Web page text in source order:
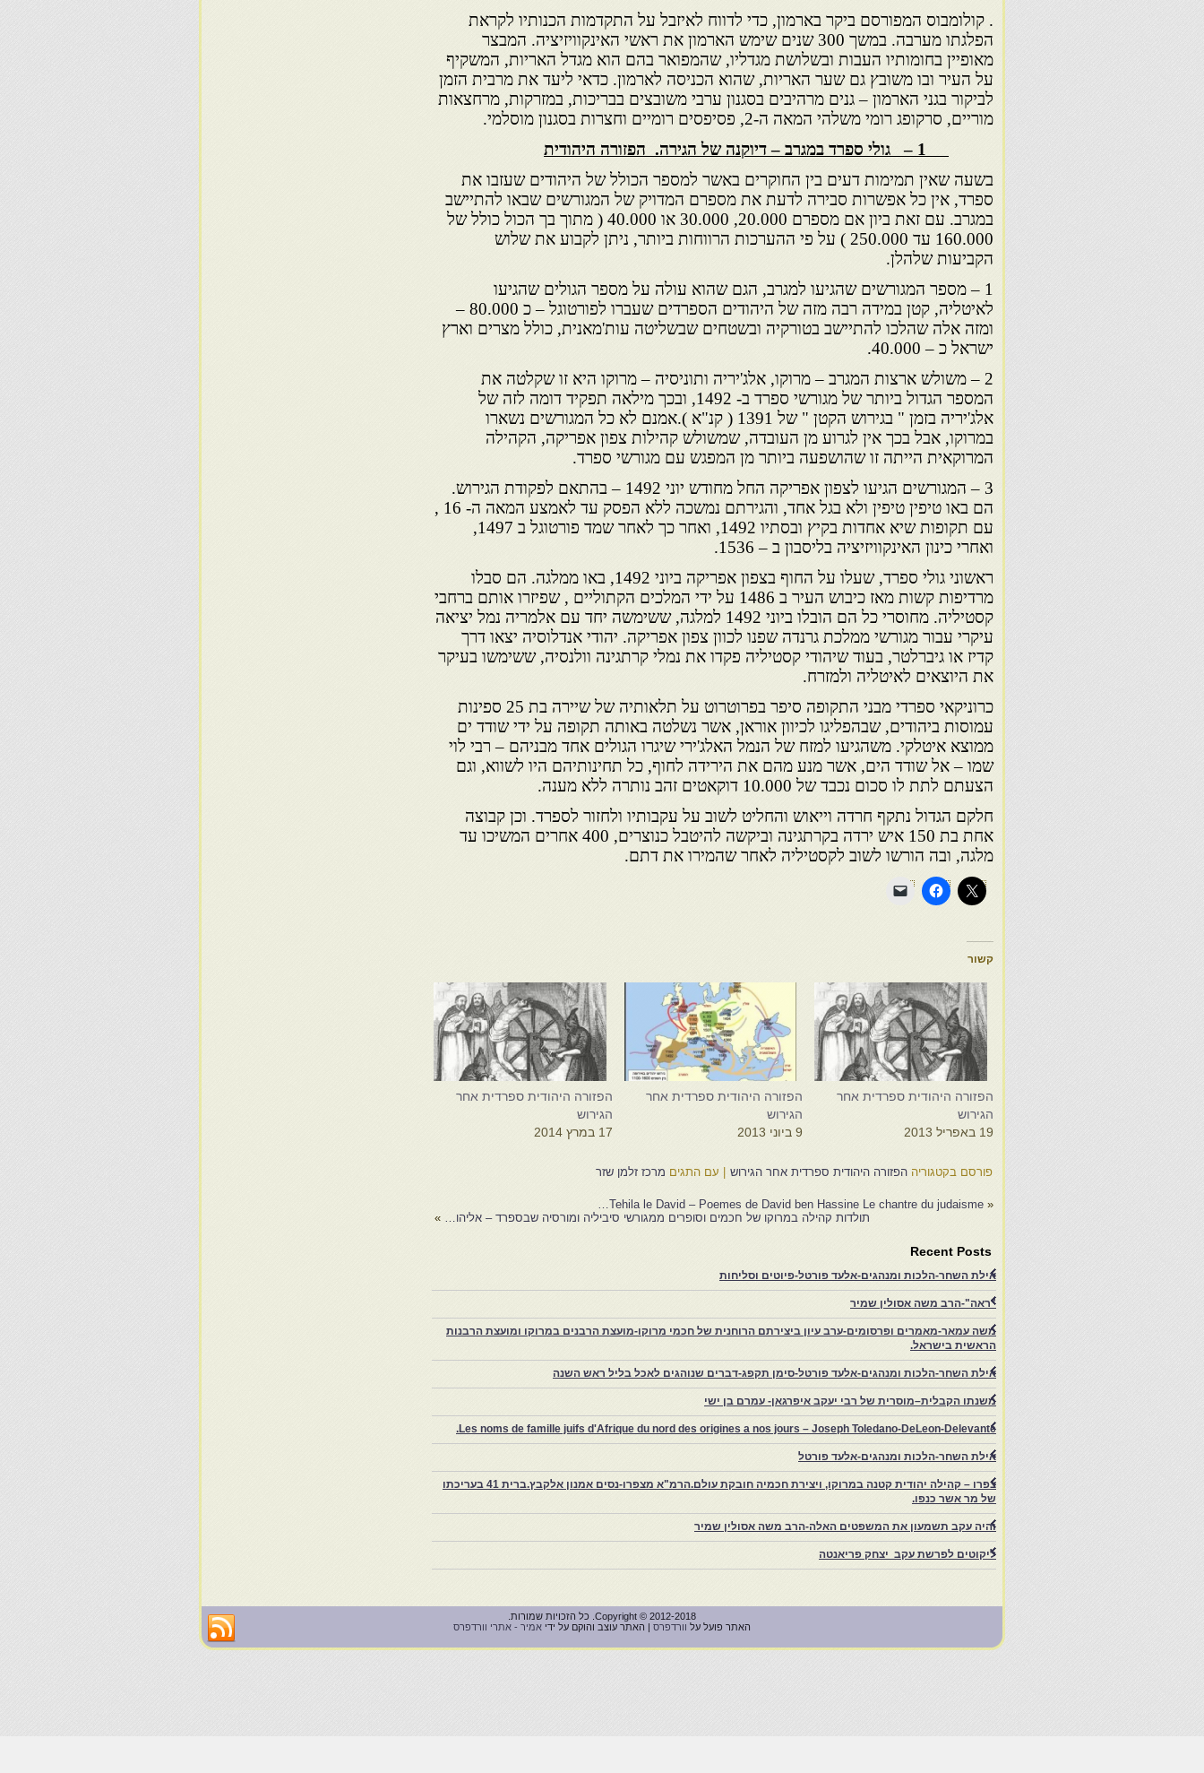
. קולומבוס המפורסם ביקר בארמון, כדי לדווח לאיזבל על התקדמות הכנותיו לקראת
הפלגתו מערבה. במשך 300 שנים שימש הארמון את ראשי האינקוויזיציה. המבצר
מאופיין בחומותיו העבות ובשלושת מגדליו, שהמפואר בהם הוא מגדל האריות, המשקיף
על העיר ובו משובץ גם שער האריות, שהוא הכניסה לארמון. כדאי ליעד את מרבית הזמן
לביקור בגני הארמון – גנים מרהיבים בסגנון ערבי משובצים בבריכות, במזרקות, מרחצאות
מוריים, סרקופג רומי משלהי המאה ה-2, פסיפסים רומיים וחצרות בסגנון מוסלמי.
בשעה שאין תמימות דעים בין החוקרים באשר למספר הכולל של היהודים שעזבו את
ספרד, אין כל אפשרות סבירה לדעת את מספרם המדויק של המגורשים שבאו להתיישב
במגרב. עם זאת ביון אם מספרם 20.000, 30.000 או 40.000 ( מתוך בך הכול כולל של
160.000 עד 250.000 ) על פי ההערכות הרווחות ביותר, ניתן לקבוע את שלוש
הקביעות שלהלן.
1 – מספר המגורשים שהגיעו למגרב, הגם שהוא עולה על מספר הגולים שהגיעו
לאיטליה, קטן במידה רבה מזה של היהודים הספרדים שעברו לפורטוגל – כ 80.000 –
ומזה אלה שהלכו להתיישב בטורקיה ובשטחים שבשליטה עות'מאנית, כולל מצרים וארץ
ישראל כ – 40.000.
2 – משולש ארצות המגרב – מרוקו, אלג'יריה ותוניסיה – מרוקו היא זו שקלטה את
המספר הגדול ביותר של מגורשי ספרד ב- 1492, ובכך מילאה תפקיד דומה לזה של
אלג'יריה בזמן " בגירוש הקטן " של 1391 ( קנ"א ).אמנם לא כל המגורשים נשארו
במרוקו, אבל בכך אין לגרוע מן העובדה, שמשולש קהילות צפון אפריקה, הקהילה
המרוקאית הייתה זו שהושפעה ביותר מן המפגש עם מגורשי ספרד.
3 – המגורשים הגיעו לצפון אפריקה החל מחודש יוני 1492 – בהתאם לפקודת הגירוש.
הם באו טיפין טיפין ולא בגל אחד, והגירתם נמשכה ללא הפסק עד לאמצע המאה ה- 16 ,
עם תקופות שיא אחדות בקיץ ובסתיו 1492, ואחר כך לאחר שמד פורטוגל ב 1497,
ואחרי כינון האינקוויזיציה בליסבון ב – 1536.
ראשוני גולי ספרד, שעלו על החוף בצפון אפריקה ביוני 1492, באו ממלגה. הם סבלו
מרדיפות קשות מאז כיבוש העיר ב 1486 על ידי המלכים הקתוליים , שפיזרו אותם ברחבי
קסטיליה. מחוסרי כל הם הובלו ביוני 1492 למלגה, ששימשה יחד עם אלמריה נמל יציאה
עיקרי עבור מגורשי ממלכת גרנדה שפנו לכוון צפון אפריקה. יהודי אנדלוסיה יצאו דרך
קדיז או גיברלטר, בעוד שיהודי קסטיליה פקדו את נמלי קרתגינה וולנסיה, ששימשו בעיקר
את היוצאים לאיטליה ולמזרח.
כרוניקאי ספרדי מבני התקופה סיפר בפרוטרוט על תלאותיה של שיירה בת 25 ספינות
עמוסות ביהודים, שבהפליגו לכיוון אוראן, אשר נשלטה באותה תקופה על ידי שודד ים
ממוצא איטלקי. משהגיעו למזח של הנמל האלג'ירי שיגרו הגולים אחד מבניהם – רבי לוי
שמו – אל שודד הים, אשר מנע מהם את הירידה לחוף, כל תחינותיהם היו לשווא, וגם
הצעתם לתת לו סכום נכבד של 10.000 דוקאטים זהב נותרה ללא מענה.
חלקם הגדול נתקף חרדה וייאוש והחליט לשוב על עקבותיו ולחזור לספרד. וכן קבוצה
אחת בת 150 איש ירדה בקרתגינה וביקשה להיטבל כנוצרים, 400 אחרים המשיכו עד
מלגה, ובה הורשו לשוב לקסטיליה לאחר שהמירו את דתם.
קשור
הפזורה היהודית ספרדית אחר
הגירוש
19 באפריל 2013
הפזורה היהודית ספרדית אחר
הגירוש
9 ביוני 2013
הפזורה היהודית ספרדית אחר
הגירוש
17 במרץ 2014
פורסם בקטגוריה הפזורה היהודית ספרדית אחר הגירוש עם התגים מרכז זלמן שזר
«
Tehila le David – Poemes de David ben Hassine Le chantre du judaisme…
תולדות קהילה במרוקו של חכמים וסופרים ממגורשי סיביליה ומורסיה שבספרד – אליהו… »
Recent Posts
אילת השחר-הלכות ומנהגים-אלעד פורטל-פיוטים וסליחות
"ראה"-הרב משה אסולין שמיר
משה עמאר-מאמרים ופרסומים-ערב עיון ביצירתם הרוחנית של חכמי מרוקו-מועצת הרבנים במרוקו ומועצת הרבנות
הראשית בישראל.
אילת השחר-הלכות ומנהגים-אלעד פורטל-סימן תקפג-דברים שנוהגים לאכל בליל ראש השנה
משנתו הקבלית–מוסרית של רבי יעקב איפרגאן- עמרם בן ישי
Les noms de famille juifs d'Afrique du nord des origines a nos jours – Joseph Toledano-DeLeon-Delevante.
אילת השחר-הלכות ומנהגים-אלעד פורטל
צפרו – קהילה יהודית קטנה במרוקו, ויצירת חכמיה חובקת עולם.הרמ"א מצפרו-נסים אמנון אלקבץ.ברית 41 בעריכתו
של מר אשר כנפו.
והיה עקב תשמעון את המשפטים האלה-הרב משה אסולין שמיר
ליקוטים לפרשת עקב יצחק פריאנטה
Copyright © 2012-2018. כל הזכויות שמורות.
האתר פועל על וורדפרס | האתר עוצב והוקם על ידי אמיר - אתרי וורדפרס